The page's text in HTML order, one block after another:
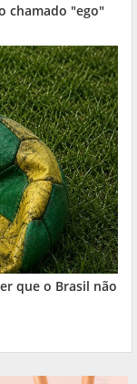
chamado "ego"
que o Brasil não